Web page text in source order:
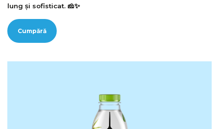
lung și sofisticat. 🧀✨
Cumpără